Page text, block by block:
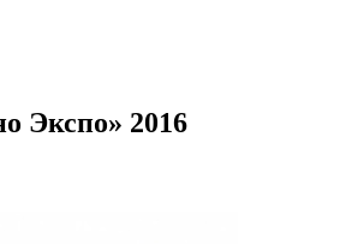
Экспо» 2016